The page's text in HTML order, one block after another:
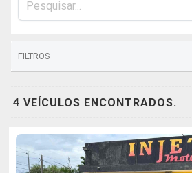
FILTROS
4 VEÍCULOS ENCONTRADOS.